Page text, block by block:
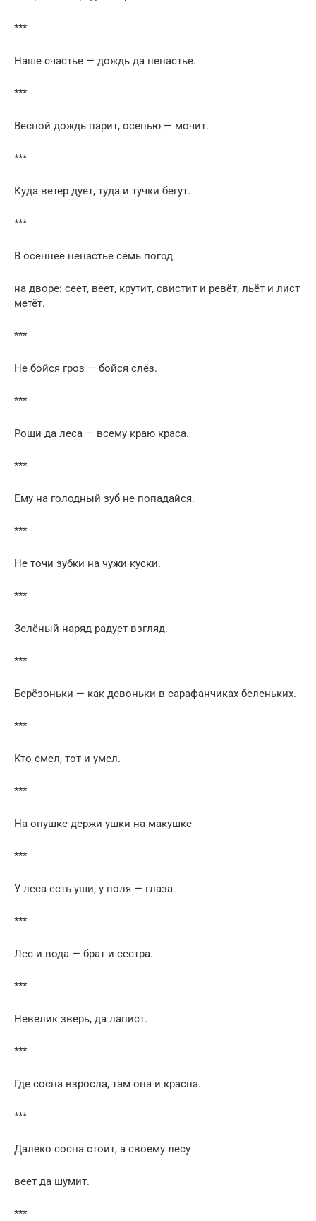
***
Наше счастье — дождь да ненастье.
***
Весной дождь парит, осенью — мочит.
***
Куда ветер дует, туда и тучки бегут.
***
В осеннее ненастье семь погод
на дворе: сеет, веет, крутит, свистит и ревёт, льёт и лист
метёт.
***
Не бойся гроз — бойся слёз.
***
Рощи да леса — всему краю краса.
***
Ему на голодный зуб не попадайся.
***
Не точи зубки на чужи куски.
***
Зелёный наряд радует взгляд.
***
Берёзоньки — как девоньки в сарафанчиках беленьких.
***
Кто смел, тот и умел.
***
На опушке держи ушки на макушке
***
У леса есть уши, у поля — глаза.
***
Лес и вода — брат и сестра.
***
Невелик зверь, да лапист.
***
Где сосна взросла, там она и красна.
***
Далеко сосна стоит, а своему лесу
веет да шумит.
***